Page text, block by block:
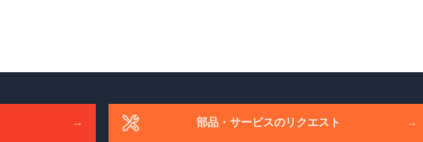
→ 部品・サービスのリクエスト →